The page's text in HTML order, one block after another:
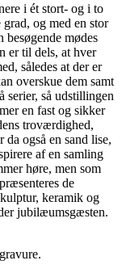
i ét stort- og i to
og med en stor
mødes
er til dels, at hver
således at der er
overskue dem samt
serier, så udstillingen
en fast og sikker
troværdighed,
også en sand lise,
af en samling
høre, men som
de
keramik og
jubilæumsgæsten.